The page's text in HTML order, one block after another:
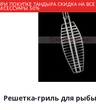
ПОКУПКЕ ТАНДЫРА СКИДКА НА ВСЕ
50%
Решетка-гриль для